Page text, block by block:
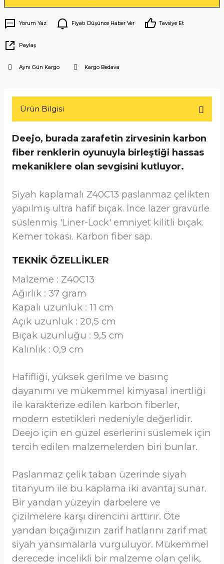
Yorum Yaz Fiyatı Düşünce Haber Ver Tavsiye Et
Paylaş
Aynı Gün Kargo Kargo Bedava
Ürün Bilgisi
Deejo, burada zarafetin zirvesinin karbon
fiber renklerin oyunuyla birleştiği hassas
mekaniklere olan sevgisini kutluyor.
Siyah kaplamalı Z40C13 paslanmaz çelikten
yapılmış ultra hafif bıçak. İnce lazer gravürle
süslenmiş 'Liner-Lock' emniyet kilitli bıçak.
Kemer tokası. Karbon fiber sap.
TEKNİK ÖZELLİKLER
Malzeme : Z40C13
Ağırlık : 37 gram
Kapalı uzunluk : 11 cm
Açık uzunluk : 20,5 cm
Bıçak uzunluğu : 9,5 cm
Kalınlık : 0,9 cm
Hafifliği, yüksek gerilme ve basınç
dayanımı ve mükemmel kimyasal inertliği
ile karakterize edilen karbon fiberler,
modern estetikleri nedeniyle değerlidir.
Deejo için en güzel eserlerini süslemek için
tercih edilen malzemelerden biri bunlar.
Paslanmaz çelik taban üzerinde siyah
titanyum ile bu kaplama iki avantaj sunar.
Bir yandan yüzeyin darbelere ve
çizilmelere karşı direncini arttırır. Öte
yandan bıçağınızın zarif hatlarını zarif mat
siyah yansımalarla vurguluyor. Mükemmel
derecede incelikli bir malzeme olan çelik,